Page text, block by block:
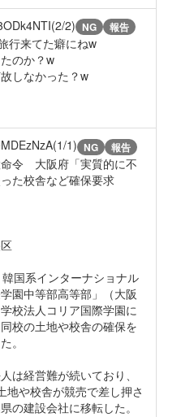
2) NG 報告
行来てた癖にねw
のか？w
しなかった？w
1) NG 報告
令 大阪府「実質的に不
た校舎など確保要求
国系インターナショナル
園中等部高等部」（大阪
校法人コリア国際学園に
校の土地や校舎の確保を
。
は経営難が続いており、
地や校舎が競売で差し押さ
の建設会社に移転した。